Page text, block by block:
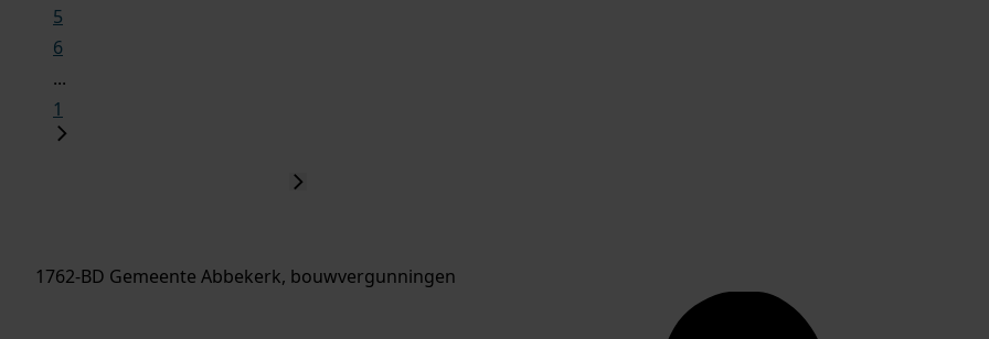
5
6
...
1
1762-BD Gemeente Abbekerk, bouwvergunningen